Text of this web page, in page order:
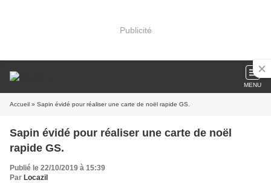
Publicité
MENU
Accueil » Sapin évidé pour réaliser une carte de noël rapide GS.
Sapin évidé pour réaliser une carte de noël
rapide GS.
Publié le 22/10/2019 à 15:39
Par Locazil